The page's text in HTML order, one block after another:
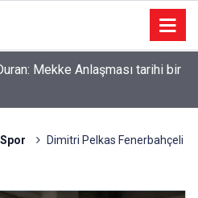
Mekke Anlaşması tarihi bir
Spor
Dimitri Pelkas Fenerbahçeli